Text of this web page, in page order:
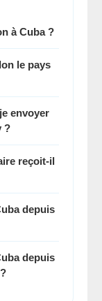
à Cuba ?
le pays
envoyer
?
reçoit-il
depuis
depuis